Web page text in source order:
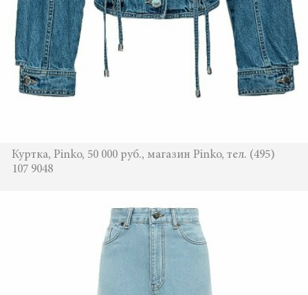
Куртка, Pinko, 50 000 руб., магазин Pinko, тел. (495)
107 9048